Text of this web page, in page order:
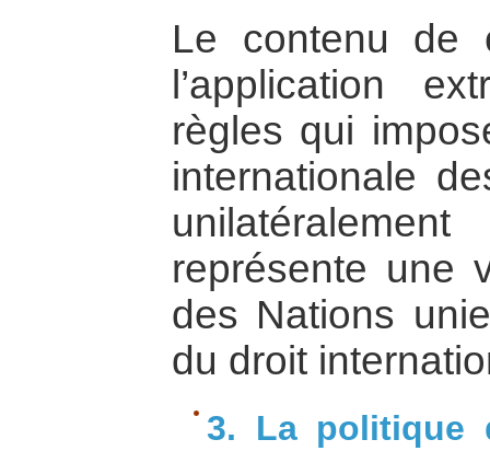
Le contenu de
l’application
règles qui
internationale
représente une
des Nations
du droit
3. La politique